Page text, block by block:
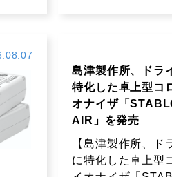
島津製作所、ドラ
特化した卓上型コ
オナイザ「
AIR」を発売
【島津製作所、ド
に特化した卓上型